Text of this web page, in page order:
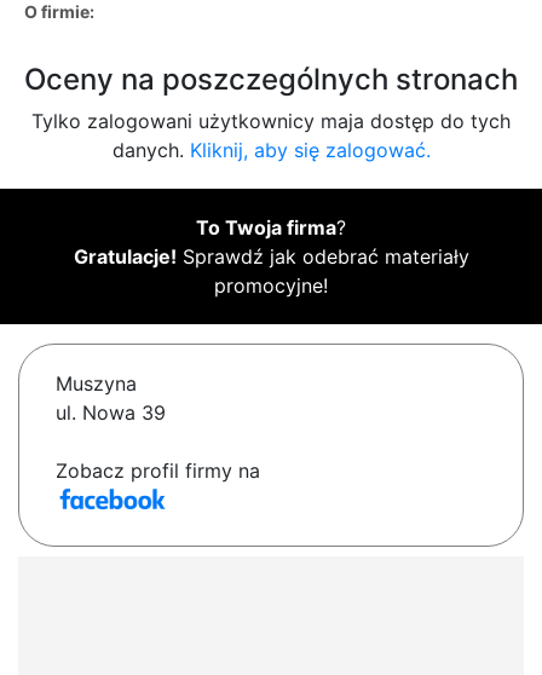
O firmie:
Oceny na poszczególnych stronach
Tylko zalogowani użytkownicy maja dostęp do tych
danych. Kliknij, aby się zalogować.
To Twoja firma?
Gratulacje! Sprawdź jak odebrać materiały
promocyjne!
Muszyna
ul. Nowa 39
Zobacz profil firmy na